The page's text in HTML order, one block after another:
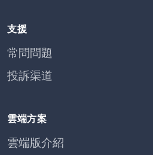
支援
常問問題
投訴渠道
雲端方案
雲端版介紹